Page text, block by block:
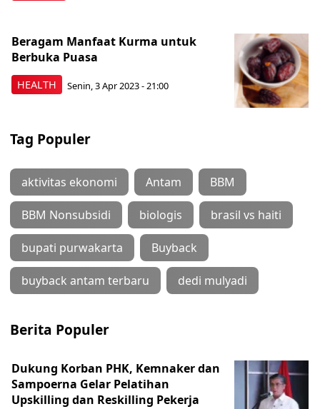
HEALTH
Beragam Manfaat Kurma untuk
Berbuka Puasa
Senin, 3 Apr 2023 - 21:00
Tag Populer
aktivitas ekonomi Antam BBM
BBM Nonsubsidi biologis brasil vs haiti
bupati purwakarta Buyback
buyback antam terbaru dedi mulyadi
Berita Populer
Dukung Korban PHK, Kemnaker dan
Sampoerna Gelar Pelatihan
Upskilling dan Reskilling Pekerja